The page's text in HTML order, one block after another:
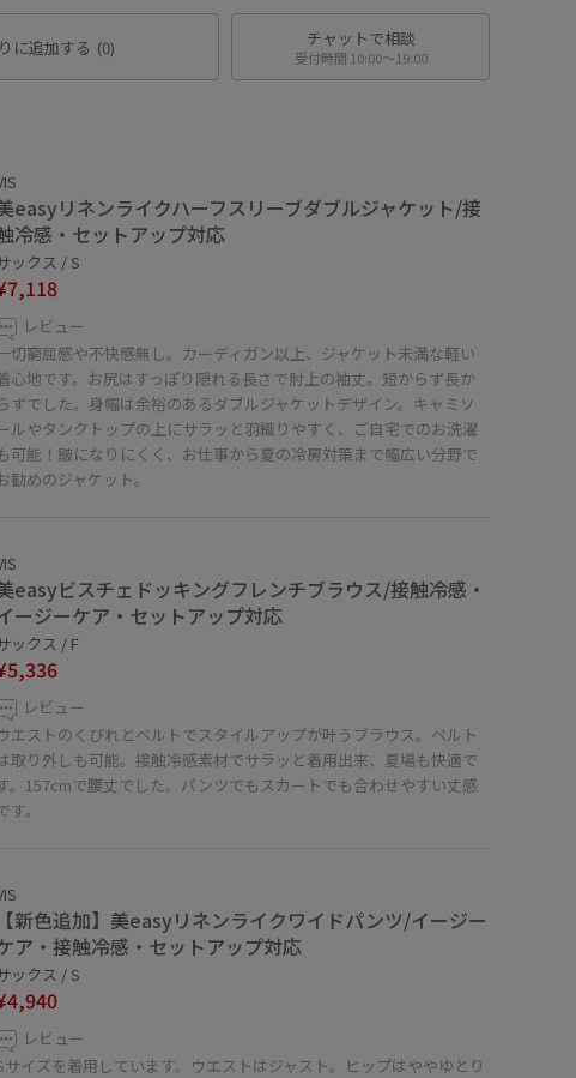
に追加する (0) チャットで相談
受付時間 10:00〜19:00
easyリネンライクハーフスリーブダブルジャケット/接
冷感・セットアップ対応
ックス / S
レビュー
切窮屈感や不快感無し。カーディガン以上、ジャケット未満な軽い
心地です。お尻はすっぽり隠れる長さで肘上の袖丈。短からず長か
ずでした。身幅は余裕のあるダブルジャケットデザイン。キャミソ
ルやタンクトップの上にサラッと羽織りやすく、ご自宅でのお洗濯
可能！皺になりにくく、お仕事から夏の冷房対策まで幅広い分野で
勧めのジャケット。
easyビスチェドッキングフレンチブラウス/接触冷感・
ージーケア・セットアップ対応
ックス / F
レビュー
エストのくびれとベルトでスタイルアップが叶うブラウス。ベルト
取り外しも可能。接触冷感素材でサラッと着用出来、夏場も快適で
。157cmで腰丈でした。パンツでもスカートでも合わせやすい丈感
す。
【新色追加】美easyリネンライクワイドパンツ/イージー
ア・接触冷感・セットアップ対応
ックス / S
レビュー
サイズを着用しています。ウエストはジャスト。ヒップはややゆとり